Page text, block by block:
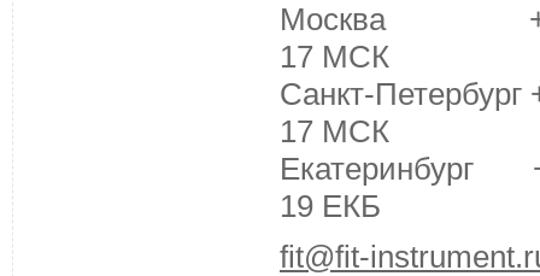
Москва +7
17 МСК
Санкт-
17 МСК
Екатеринбург
19 ЕКБ
fit@fit-